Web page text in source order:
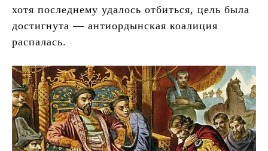
хотя последнему удалось отбиться, цель была
достигнута — антиордынская коалиция
распалась.